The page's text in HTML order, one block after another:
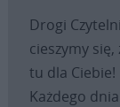
Drogi
cieszymy
tu dla Ciebie!
Każdego